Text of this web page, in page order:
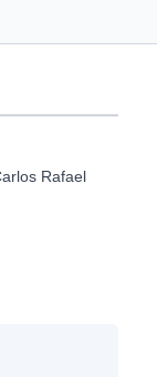
Rafael